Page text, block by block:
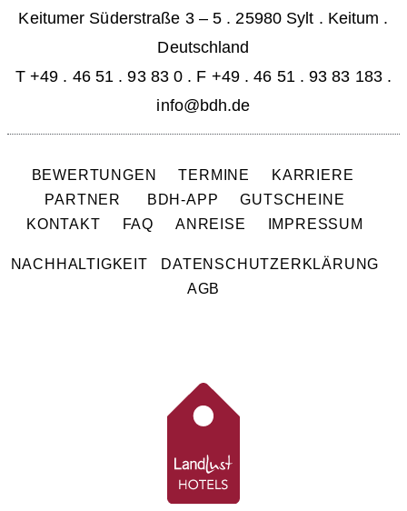
Keitumer Süderstraße 3 – 5 .25980 Sylt . Keitum .
Deutschland
T +49 . 46 51 . 93 83 0 . F +49 . 46 51 . 93 83 183 .
info@bdh.de
BEWERTUNGEN TERMINE
KARRIERE
PARTNER
BDH-APP
GUTSCHEINE
KONTAKT
FAQ ANREISE IMPRESSUM
NACHHALTIGKEIT
DATENSCHUTZERKLÄRUNG
AGB